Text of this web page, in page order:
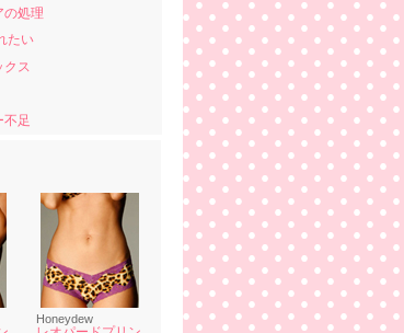
の処理
たい
クス
不足
Honeydew